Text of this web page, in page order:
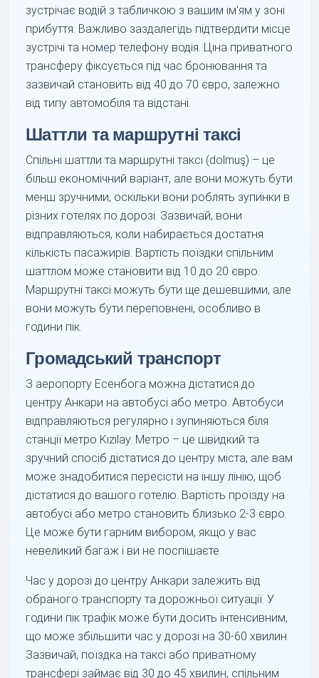
зустрічає водій з табличкою з вашим ім'ям у зоні
прибуття. Важливо заздалегідь підтвердити місце
зустрічі та номер телефону водія. Ціна приватного
трансферу фіксується під час бронювання та
зазвичай становить від 40 до 70 євро, залежно
від типу автомобіля та відстані.
Шаттли та маршрутні таксі
Спільні шаттли та маршрутні таксі (dolmuş) – це
більш економічний варіант, але вони можуть бути
менш зручними, оскільки вони роблять зупинки в
різних готелях по дорозі. Зазвичай, вони
відправляються, коли набирається достатня
кількість пасажирів. Вартість поїздки спільним
шаттлом може становити від 10 до 20 євро.
Маршрутні таксі можуть бути ще дешевшими, але
вони можуть бути переповнені, особливо в
години пік.
Громадський транспорт
З аеропорту Есенбога можна дістатися до
центру Анкари на автобусі або метро. Автобуси
відправляються регулярно і зупиняються біля
станції метро Kızılay. Метро – це швидкий та
зручний спосіб дістатися до центру міста, але вам
може знадобитися пересісти на іншу лінію, щоб
дістатися до вашого готелю. Вартість проїзду на
автобусі або метро становить близько 2-3 євро.
Це може бути гарним вибором, якщо у вас
невеликий багаж і ви не поспішаєте.
Час у дорозі до центру Анкари залежить від
обраного транспорту та дорожньої ситуації. У
години пік трафік може бути досить інтенсивним,
що може збільшити час у дорозі на 30-60 хвилин.
Зазвичай, поїздка на таксі або приватному
трансфері займає від 30 до 45 хвилин, спільним